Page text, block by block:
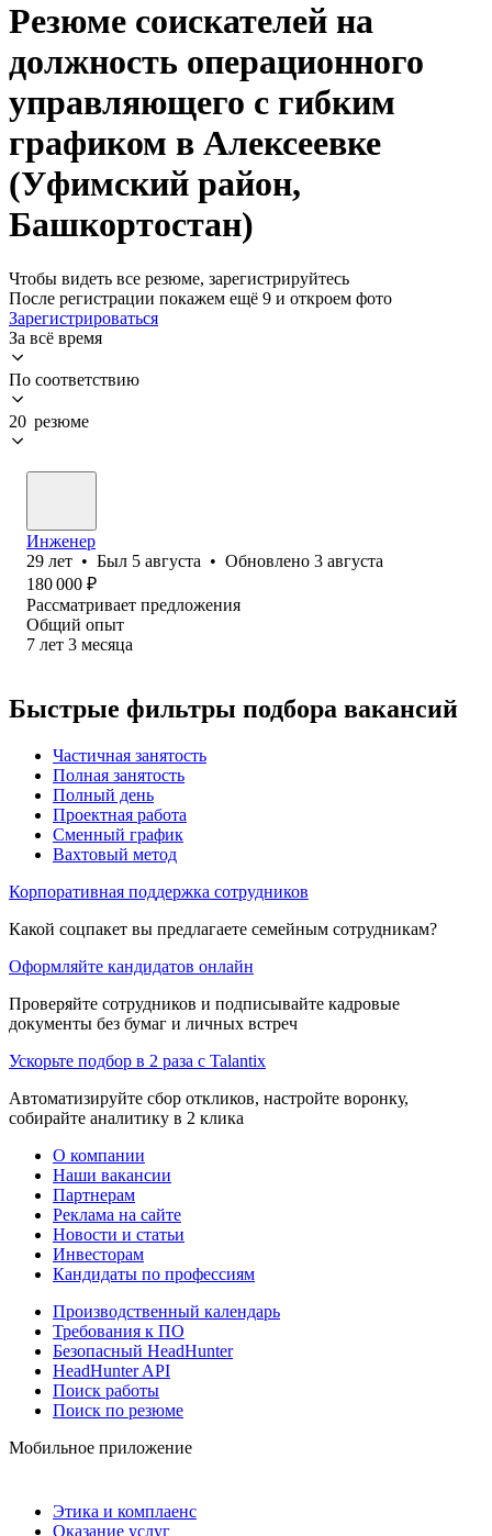
Резюме соискателей на
должность операционного
управляющего с гибким
графиком в Алексеевке
(Уфимский район,
Башкортостан)
Чтобы видеть все резюме, зарегистрируйтесь
После регистрации покажем ещё 9 и откроем фото
Зарегистрироваться
За всё время
По соответствию
20 резюме
Инженер
29 лет • Был 5 августа • Обновлено 3 августа
180 000 ₽
Рассматривает предложения
Общий опыт
7 лет 3 месяца
Быстрые фильтры подбора вакансий
Частичная занятость
Полная занятость
Полный день
Проектная работа
Сменный график
Вахтовый метод
Корпоративная поддержка сотрудников
Какой соцпакет вы предлагаете семейным сотрудникам?
Оформляйте кандидатов онлайн
Проверяйте сотрудников и подписывайте кадровые
документы без бумаг и личных встреч
Ускорьте подбор в 2 раза с Talantix
Автоматизируйте сбор откликов, настройте воронку,
собирайте аналитику в 2 клика
О компании
Наши вакансии
Партнерам
Реклама на сайте
Новости и статьи
Инвесторам
Кандидаты по профессиям
Производственный календарь
Требования к ПО
Безопасный HeadHunter
HeadHunter API
Поиск работы
Поиск по резюме
Мобильное приложение
Этика и комплаенс
Оказание услуг